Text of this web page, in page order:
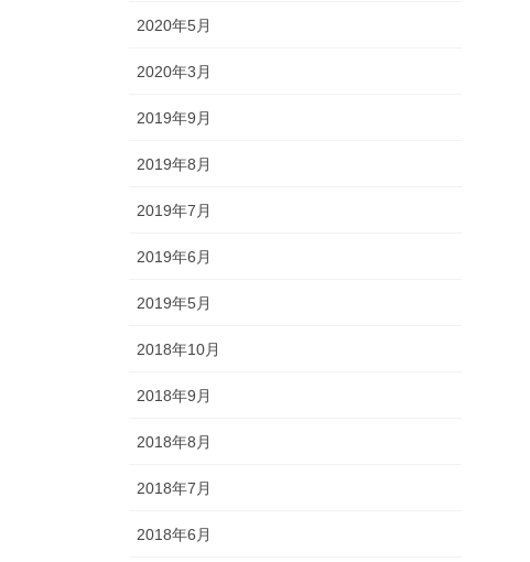
2020年5月
2020年3月
2019年9月
2019年8月
2019年7月
2019年6月
2019年5月
2018年10月
2018年9月
2018年8月
2018年7月
2018年6月